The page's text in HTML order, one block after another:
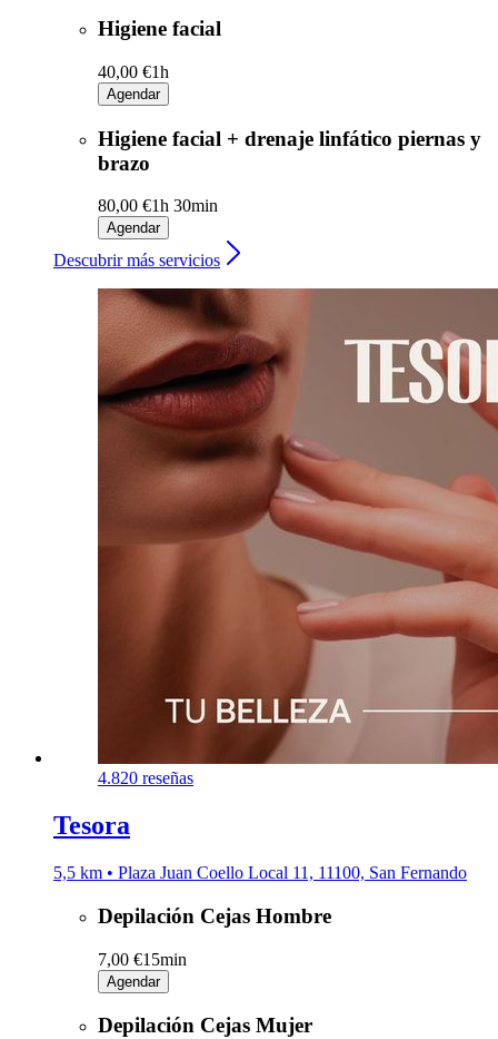
Higiene facial
40,00 €1h
Agendar
Higiene facial + drenaje linfático piernas y
brazo
80,00 €1h 30min
Agendar
Descubrir más servicios
4.820 reseñas
Tesora
5,5 km • Plaza Juan Coello Local 11, 11100, San Fernando
Depilación Cejas Hombre
7,00 €15min
Agendar
Depilación Cejas Mujer